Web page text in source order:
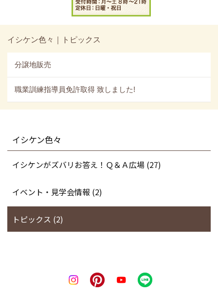
イシケン色々｜トピックス
分譲地販売
職業訓練指導員免許取得 致しました!
イシケン色々
イシケンがズバリお答え！Ｑ＆Ａ広場 (27)
イベント・見学会情報 (2)
トピックス (2)